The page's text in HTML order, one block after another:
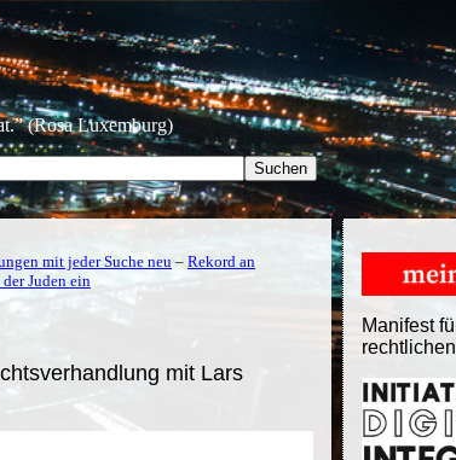
(Rosa Luxemburg)
Manifest
mit jeder Suche neu – Rekord an
Juden ein
mit Lars